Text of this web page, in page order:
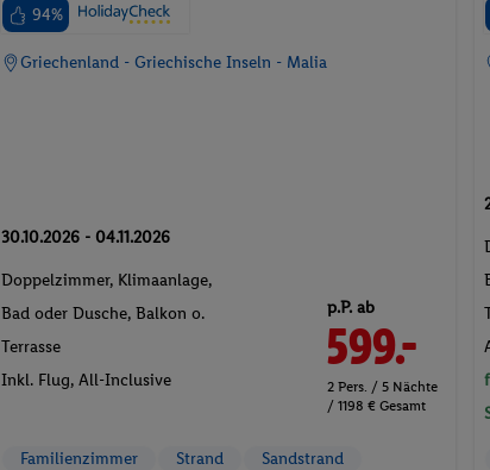
94%
Griechenland - Griechische Inseln - Malia
30.10.2026 - 04.11.2026
Doppelzimmer, Klimaanlage,
Bad oder Dusche, Balkon o.
Terrasse
Inkl. Flug,All-Inclusive
p.P. ab
599.-
2 Pers. / 5 Nächte
/ 1198 € Gesamt
Familienzimmer Strand Sandstrand